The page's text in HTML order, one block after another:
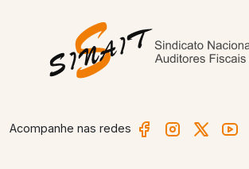
Acompanhe nas redes